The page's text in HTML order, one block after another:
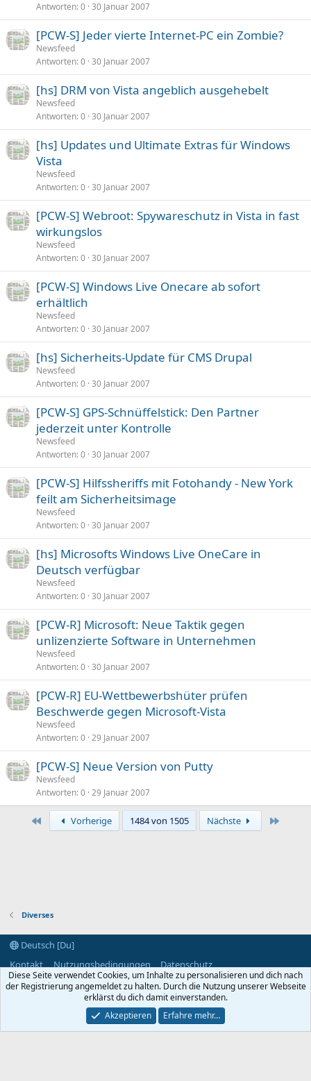
Antworten 0 30 Januar 2007
[PCW-S] Jeder vierte Internet-PC ein Zombie?
Newsfeed
Antworten 0 30 Januar 2007
[hs] DRM von Vista angeblich ausgehebelt
Newsfeed
Antworten 0 30 Januar 2007
[hs] Updates und Ultimate Extras für Windows
Vista
Newsfeed
Antworten 0 30 Januar 2007
[PCW-S] Webroot: Spywareschutz in Vista in fast
wirkungslos
Newsfeed
Antworten 0 30 Januar 2007
[PCW-S] Windows Live Onecare ab sofort
erhältlich
Newsfeed
Antworten 0 30 Januar 2007
[hs] Sicherheits-Update für CMS Drupal
Newsfeed
Antworten 0 30 Januar 2007
[PCW-S] GPS-Schnüffelstick: Den Partner
jederzeit unter Kontrolle
Newsfeed
Antworten 0 30 Januar 2007
[PCW-S] Hilfssheriffs mit Fotohandy - New York
feilt am Sicherheitsimage
Newsfeed
Antworten 0 30 Januar 2007
[hs] Microsofts Windows Live OneCare in
Deutsch verfügbar
Newsfeed
Antworten 0 30 Januar 2007
[PCW-R] Microsoft: Neue Taktik gegen
unlizenzierte Software in Unternehmen
Newsfeed
Antworten 0 30 Januar 2007
[PCW-R] EU-Wettbewerbshüter prüfen
Beschwerde gegen Microsoft-Vista
Newsfeed
Antworten 0 29 Januar 2007
[PCW-S] Neue Version von Putty
Newsfeed
Antworten 0 29 Januar 2007
Erste Vorherige 1484 von 1505 Nächste
Diverses
Deutsch [Du]
Kontakt
Nutzungsbedingungen
Datenschutz
Hilfe und Impressum
Start
R
S
S
Community platform by XenForo® © 2010-2024 XenForo Ltd.
Abfragen 10 Zeit 0.1829s Max. Speicher
Diese Seite verwendet Cookies, um Inhalte zu personalisieren und dich nach
der Registrierung angemeldet zu halten. Durch die Nutzung unserer Webseite
erklärst du dich damit einverstanden.
Akzeptieren
Erfahre mehr…